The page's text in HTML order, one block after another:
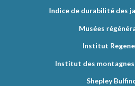
Indice de durabilité des
Musées
Institut
Institut des montagnes
Shepley